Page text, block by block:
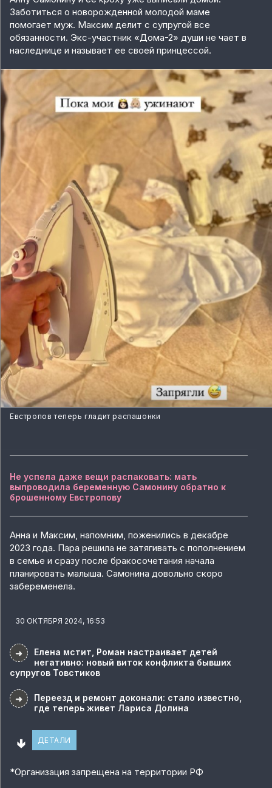
Заботиться о новорожденной молодой маме
помогает муж. Максим делит с супругой все
обязанности. Экс-участник «Дома-2» души не чает в
наследнице и называет ее своей принцессой.
Евстропов теперь гладит распашонки
Не успела даже вещи распаковать: мать
выпроводила беременную Самонину обратно к
брошенному Евстропову
Анна и Максим, напомним, поженились в декабре
2023 года. Пара решила не затягивать с пополнением
в семье и сразу после бракосочетания начала
планировать малыша. Самонина довольно скоро
забеременела.
30 ОКТЯБРЯ 2024, 16:53
➜
Елена мстит, Роман настраивает детей
негативно: новый виток конфликта бывших
супругов Товстиков
➜
Переезд и ремонт доконали: стало известно,
где теперь живет Лариса Долина
🢃 ДЕТАЛИ
*Организация запрещена на территории РФ